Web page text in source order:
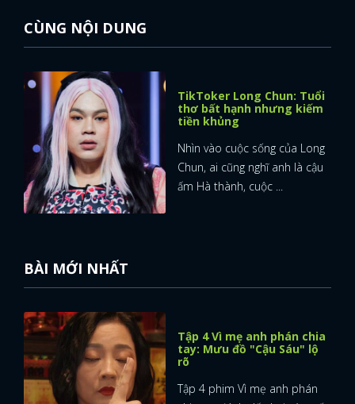
CÙNG NỘI DUNG
TikToker Long Chun: Tuổi
thơ bất hạnh nhưng kiếm
tiền khủng
Nhìn vào cuộc sống của Long
Chun, ai cũng nghĩ anh là cậu
ấm Hà thành, cuộc ...
BÀI MỚI NHẤT
Tập 4 Vì mẹ anh phán chia
tay: Mưu đồ "Cậu Sáu" lộ
rõ
Tập 4 phim Vì mẹ anh phán